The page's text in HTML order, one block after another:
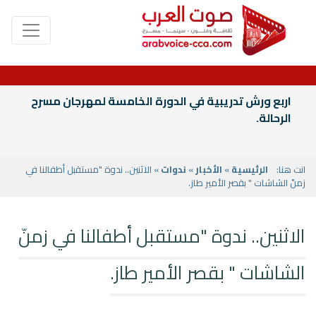
اربع ورش تدريبية في الدورة الخامسة لمهرجان مسرح
الرحالة.
انت هنا: الرئيسية» الأخبار» ندوات» الاثنين.. ندوة "مستقبل أطفالنا في
زمنّ الشاشات " بقصر الأمير طاز.
الاثنين.. ندوة "مستقبل أطفالنا في زمنّ
الشاشات " بقصر الأمير طاز.